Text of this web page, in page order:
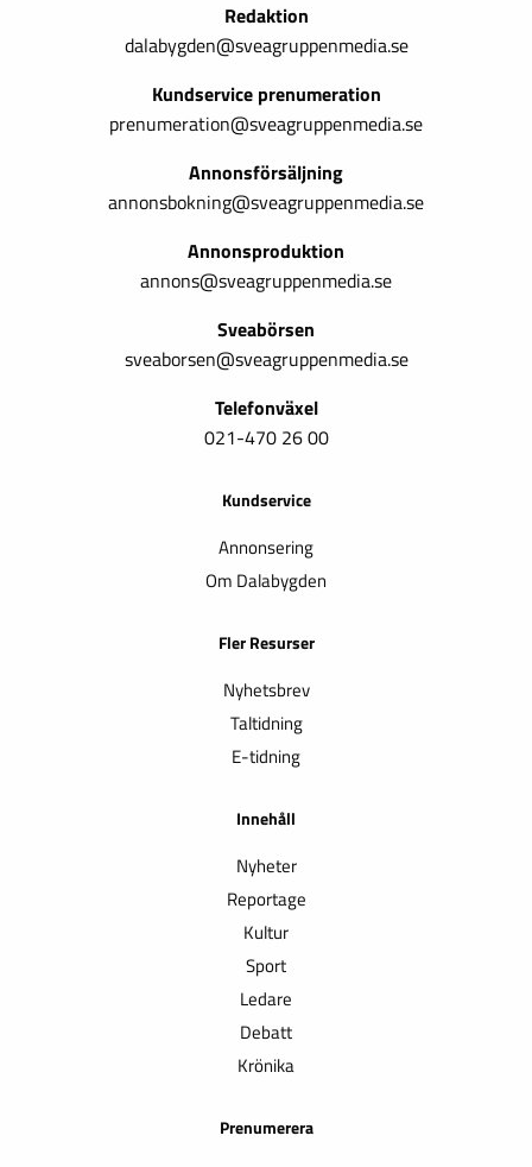
Redaktion
dalabygden@sveagruppenmedia.se
Kundservice prenumeration
prenumeration@sveagruppenmedia.se
Annonsförsäljning
annonsbokning@sveagruppenmedia.se
Annonsproduktion
annons@sveagruppenmedia.se
Sveabörsen
sveaborsen@sveagruppenmedia.se
Telefonväxel
021-470 26 00
Kundservice
Annonsering
Om Dalabygden
Fler Resurser
Nyhetsbrev
Taltidning
E-tidning
Innehåll
Nyheter
Reportage
Kultur
Sport
Ledare
Debatt
Krönika
Prenumerera